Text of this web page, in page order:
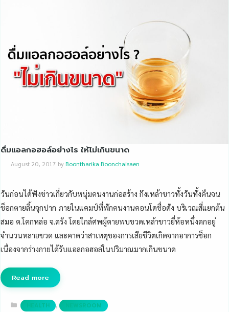
ดื่มแอลกอฮอล์อย่างไร ให้ไม่เกินขนาด
August 20, 2017 by Boontharika Boonchaisaen
วันก่อนได้ฟังข่าวเกี่ยวกับหนุ่มคนงานก่อสร้าง ก๊งเหล้าขาวทั้งวันทั้งคืนจน
ช็อกตายลิ้นจุกปาก ภายในแคมป์ที่พักคนงานคอนโดชื่อดัง บริเวณสี่แยกต้น
สมอ ต.โคกหล่อ จ.ตรัง โดยใกล้ศพผู้ตายพบขวดเหล้าขาวยี่ห้อหนึ่งตกอยู่
จำนวนหลายขวด และคาดว่าสาเหตุของการเสียชีวิตเกิดจากอาการช็อก
เนื่องจากร่างกายได้รับแอลกอฮอล์ในปริมาณมากเกินขนาด
Read more
Categories
HEALTH , NEWSROOM